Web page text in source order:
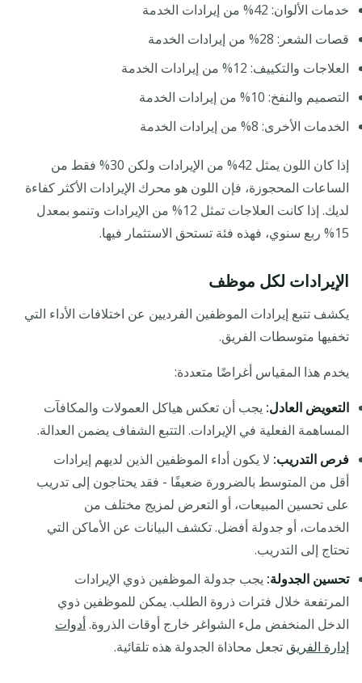
خدمات الألوان: 42% من إيرادات الخدمة
قصات الشعر: 28% من إيرادات الخدمة
العلاجات والتكييف: 12% من إيرادات الخدمة
التصميم والنفخ: 10% من إيرادات الخدمة
الخدمات الأخرى: 8% من إيرادات الخدمة
إذا كان اللون يمثل 42% من الإيرادات ولكن 30% فقط من
الساعات المحجوزة، فإن اللون هو محرك الإيرادات الأكثر كفاءة
لديك. إذا كانت العلاجات تمثل 12% من الإيرادات وتنمو بمعدل
15% ربع سنوي، فهذه فئة تستحق الاستثمار فيها.
الإيرادات لكل موظف
يكشف تتبع إيرادات الموظفين الفرديين عن اختلافات الأداء التي
تخفيها متوسطات الفريق.
يخدم هذا المقياس أغراضًا متعددة:
التعويض العادل: يجب أن تعكس هياكل العمولات والمكافآت
المساهمة الفعلية في الإيرادات. التتبع الشفاف يضمن العدالة.
فرص التدريب: لا يكون أداء الموظفين الذين لديهم إيرادات
أقل من المتوسط بالضرورة ضعيفًا - فقد يحتاجون إلى تدريب
على تحسين المبيعات، أو التعرض لمزيج مختلف من
الخدمات، أو جدولة أفضل. تكشف البيانات عن الأماكن التي
تحتاج إلى التدريب.
تحسين الجدولة: يجب جدولة الموظفين ذوي الإيرادات
المرتفعة خلال فترات ذروة الطلب. يمكن للموظفين ذوي
الدخل المنخفض ملء الشواغر خارج أوقات الذروة.أدوات
إدارة الفريق تجعل محاذاة الجدولة هذه تلقائية.